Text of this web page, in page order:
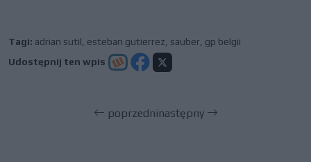
Tagi: adrian sutil esteban gutierrez sauber gp belgii
Udostępnij ten wpis
poprzedninastępny